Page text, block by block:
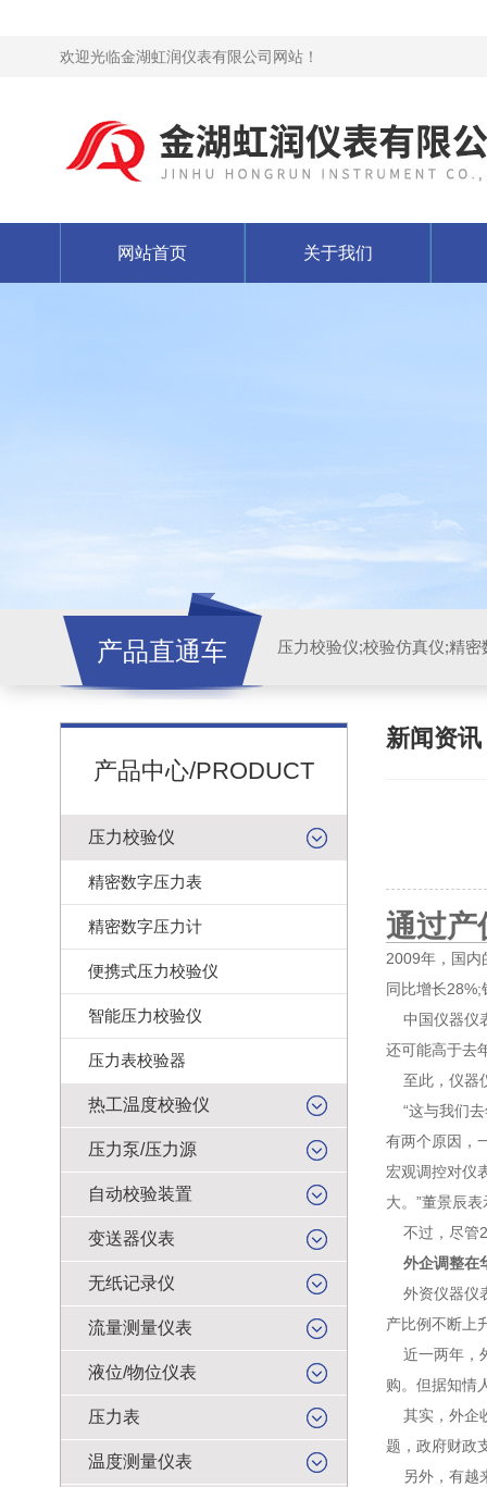
欢迎光临金湖虹润仪表有限公司网站！
网站首页 关于我们
产品直通车
产品中心/PRODUCT
压力校验仪
精密数字压力表
精密数字压力计
便携式压力校验仪
智能压力校验仪
压力表校验器
热工温度校验仪
压力泵/压力源
自动校验装置
变送器仪表
无纸记录仪
流量测量仪表
液位/物位仪表
压力表
温度测量仪表
新闻资讯
通过产
2009年，国内
同比增长
中国仪器仪
还可能高于去
至此，仪器
“这与我们去
有两个原因，
宏观调控对仪
大。”董景辰表
不过，尽管
外企调整在
外资仪器仪
产比例不断上
近一两年，
购。但据知情
其实，外企
题，政府财政
另外，有越